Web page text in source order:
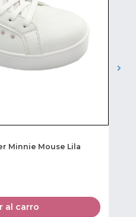
Minnie Mouse Lila
al carro